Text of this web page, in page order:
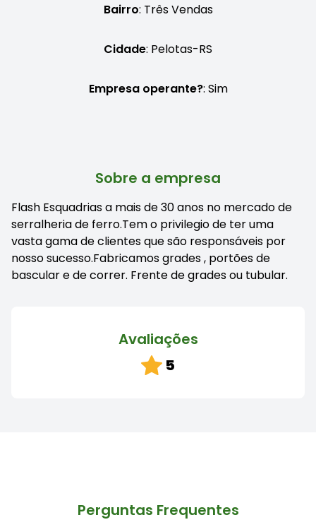
Bairro: Três Vendas
Cidade: Pelotas-RS
Empresa operante?: Sim
Sobre a empresa
Flash Esquadrias a mais de 30 anos no mercado de
serralheria de ferro.Tem o privilegio de ter uma
vasta gama de clientes que são responsáveis por
nosso sucesso.Fabricamos grades , portões de
bascular e de correr. Frente de grades ou tubular.
Avaliações
5
Perguntas Frequentes